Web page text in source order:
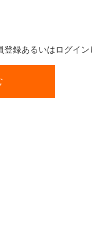
録あるいはログイン